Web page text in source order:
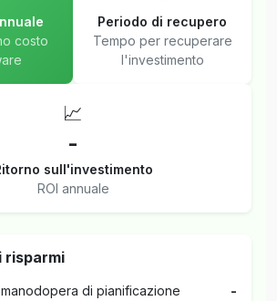
costo
Periodo di recupero
Tempo per recuperare
l'investimento
📈
-
sull'investimento
ROI annuale
risparmi
manodopera di pianificazione -